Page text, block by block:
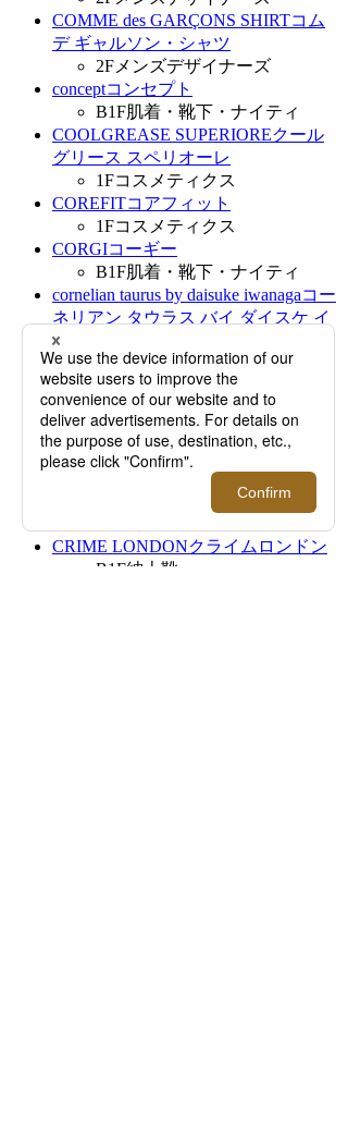
COMME des GARÇONS SHIRTコム
デ ギャルソン・シャツ
2F メンズデザイナーズ
conceptコンセプト
B1F肌着・靴下・ナイティ
COOLGREASE SUPERIOREクール
グリース スペリオーレ
1Fコスメティクス
COREFITコアフィット
1Fコスメティクス
CORGIコーギー
B1F肌着・靴下・ナイティ
cornelian taurus by daisuke iwanagaコー
ネリアン タウラス バイ ダイスケ イ
ワナガ
B1Fバッグ
CORNELIANIコルネリアーニ
5Fメンズテーラードクロージ
ング
Corthayコルテ
クレバレスコ
CRIME LONDONクライムロンドン
B1F紳士靴